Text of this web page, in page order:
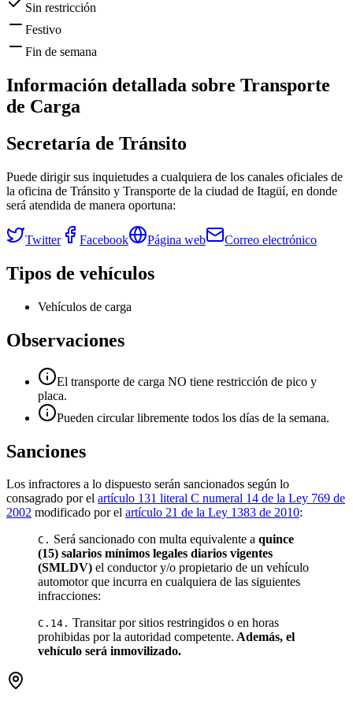
Sin restricción
Festivo
Fin de semana
Información detallada sobre Transporte
de Carga
Secretaría de Tránsito
Puede dirigir sus inquietudes a cualquiera de los canales oficiales de
la oficina de Tránsito y Transporte de la ciudad de Itagüí, en donde
será atendida de manera oportuna:
Twitter Facebook Página web Correo electrónico
Tipos de vehículos
Vehículos de carga
Observaciones
El transporte de carga NO tiene restricción de pico y
placa.
Pueden circular libremente todos los días de la semana.
Sanciones
Los infractores a lo dispuesto serán sancionados según lo
consagrado por el artículo 131 literal C numeral 14 de la Ley 769 de
2002 modificado por el artículo 21 de la Ley 1383 de 2010:
C. Será sancionado con multa equivalente a quince
(15) salarios mínimos legales diarios vigentes
(SMLDV) el conductor y/o propietario de un vehículo
automotor que incurra en cualquiera de las siguientes
infracciones:
C.14. Transitar por sitios restringidos o en horas
prohibidas por la autoridad competente. Además, el
vehículo será inmovilizado.